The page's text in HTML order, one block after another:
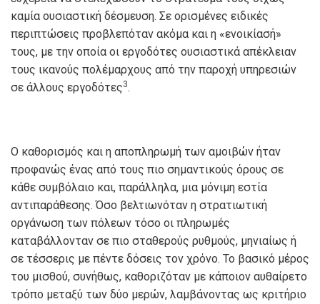
καμία ουσιαστική δέσμευση. Σε ορισμένες ειδικές
περιπτώσεις προβλεπόταν ακόμα και η «ενοικίασή»
τους, με την οποία οι εργοδότες ουσιαστικά απέκλειαν
τους ικανούς πολέμαρχους από την παροχή υπηρεσιών
σε άλλους εργοδότες3.
Ο καθορισμός και η αποπληρωμή των αμοιβών ήταν
προφανώς ένας από τους πιο σημαντικούς όρους σε
κάθε συμβόλαιο και, παράλληλα, μια μόνιμη εστία
αντιπαράθεσης. Όσο βελτιωνόταν η στρατιωτική
οργάνωση των πόλεων τόσο οι πληρωμές
καταβάλλονταν σε πιο σταθερούς ρυθμούς, μηνιαίως ή
σε τέσσερις με πέντε δόσεις τον χρόνο. Το βασικό μέρος
του μισθού, συνήθως, καθοριζόταν με κάποιον αυθαίρετο
τρόπο μεταξύ των δύο μερών, λαμβάνοντας ως κριτήριο